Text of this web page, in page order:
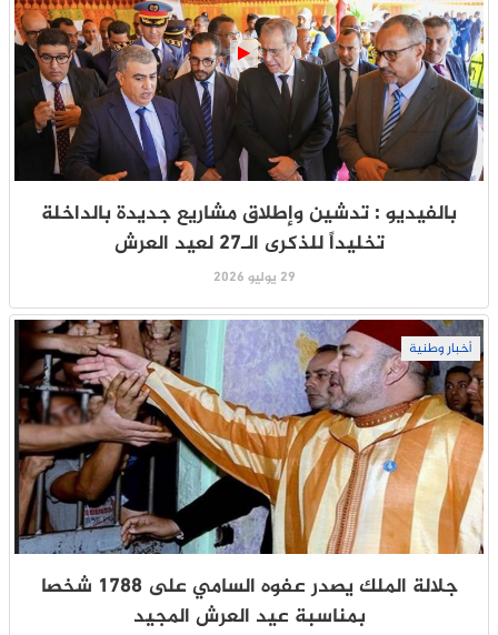
بالفيديو : تدشين وإطلاق مشاريع جديدة بالداخلة
تخليداً للذكرى الـ27 لعيد العرش
29 يوليو 2026
أخبار وطنية
جلالة الملك يصدر عفوه السامي على 1788 شخصا
بمناسبة عيد العرش المجيد